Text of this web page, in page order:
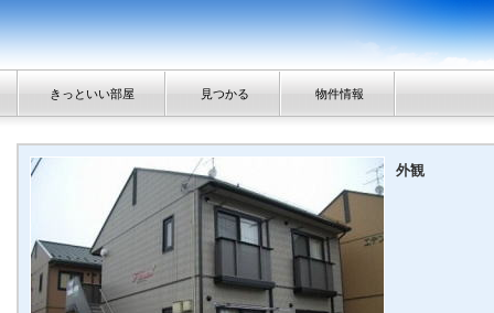
外観
きっといい部屋 見つかる 物件情報